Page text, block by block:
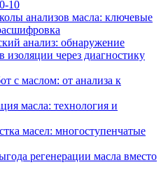
10
анализов масла: ключевые
анализ: обнаружение
изоляции через диагностику
с маслом: от анализа к
масла: технология и
масел: многоступенчатые
регенерации масла вместо